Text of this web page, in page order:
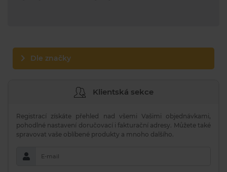
Dle značky
Klientská sekce
Registrací získáte přehled nad všemi Vašimi objednávkami,
pohodlné nastavení doručovací i fakturační adresy. Můžete také
spravovat vaše oblíbené produkty a mnoho dalšího.
E-mail